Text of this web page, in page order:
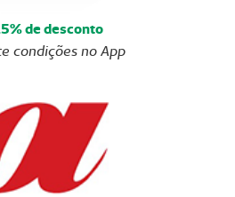
de desconto
condições no App